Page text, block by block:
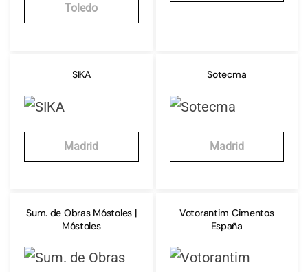
Toledo
SIKA
Madrid
Sotecma
Madrid
Sum. de Obras Móstoles |
Móstoles
Votorantim Cimentos
España